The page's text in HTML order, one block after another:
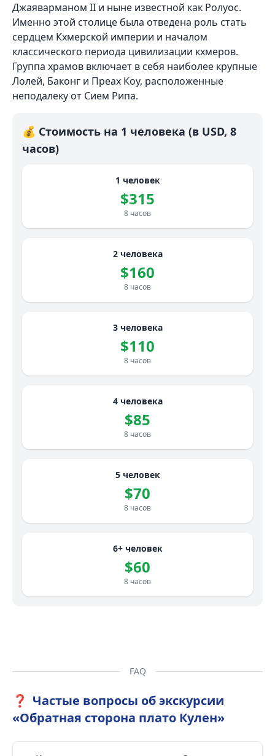
Джаяварманом II и ныне известной как Ролуос.
Именно этой столице была отведена роль стать
сердцем Кхмерской империи и началом
классического периода цивилизации кхмеров.
Группа храмов включает в себя наиболее крупные
Лолей, Баконг и Преах Коу, расположенные
неподалеку от Сием Рипа.
💰 Стоимость на 1 человека (в USD, 8
часов)
1 человек
$315
8 часов
2 человека
$160
8 часов
3 человека
$110
8 часов
4 человека
$85
8 часов
5 человек
$70
8 часов
6+ человек
$60
8 часов
FAQ
❓ Частые вопросы об экскурсии
«Обратная сторона плато Кулен»